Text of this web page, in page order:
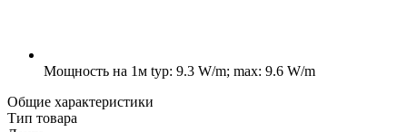
Мощность на 1м typ: 9.3 W/m; max: 9.6 W/m
Общие характеристики
Тип товара